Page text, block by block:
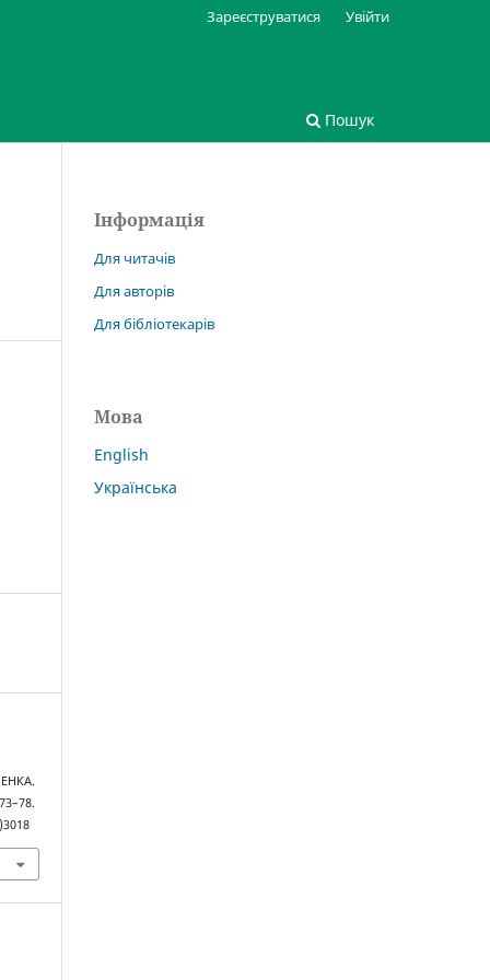
Пошук
Зареєструватися Увійти
Інформація
Для читачів
Для авторів
Для бібліотекарів
Мова
English
Українська